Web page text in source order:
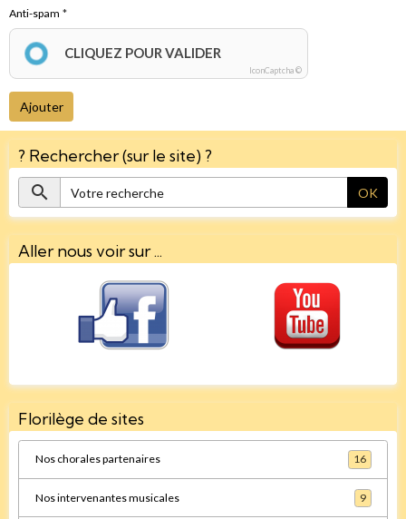
Anti-spam
CLIQUEZ POUR VALIDER
IconCaptcha ©
Ajouter
? Rechercher (sur le site) ?
OK
Aller nous voir sur ...
Florilège de sites
Nos chorales partenaires 16
Nos intervenantes musicales 9